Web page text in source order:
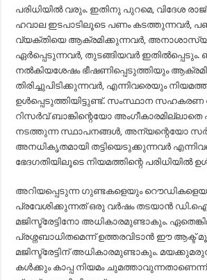
പരിധിയിൽ വരും. ഇതിനു പുറമെ, വിദേശ
ഹവാല ഇടപാടിലൂടെ പണം കടത്തുന്നവർ,
വ്യക്തിയെ ആക്രമിക്കുന്നവർ,
ഏർപ്പെടുന്നവർ, തുടങ്ങിയവർ
നൽകിയശേഷം ഭീഷണിപ്പെടുത്തിയും
തിരിച്ചുപിടിക്കുന്നവർ, എന്നിവരെയും
ഉൾപ്പെടുത്തിയിട്ടുണ്ട്. സംസ്ഥാന സഹകരണ
റിസർവ് ബാങ്കിന്റെയോ
നടത്തുന്ന സ്ഥാപനങ്ങൾ, അന്യന്റെയോ
അനധികൃതമായി തട്ടിയെടുക്കുന്നവർ
ഭേദഗതിയിലൂടെ നിയമത്തിന്റെ പരിധിയിൽ
അറിയപ്പെടുന്ന ഗുണ്ടകളെയും
പ്രവേശിക്കുന്നത് ഒരു വർഷം തടയാൻ
മജിസ്ട്രേട്ടിനോ അധികാരമുണ്ടാകും.
പ്രശ്നബാധിതമെന്ന് ഉത്തരവിടാൻ ഈ ആക്ട്
മജിസ്ട്രേട്ടിന് അധികാരമുണ്ടാകും.
കൾ­ക്കും­ കാ­പ്പ­ നി­യ­മം